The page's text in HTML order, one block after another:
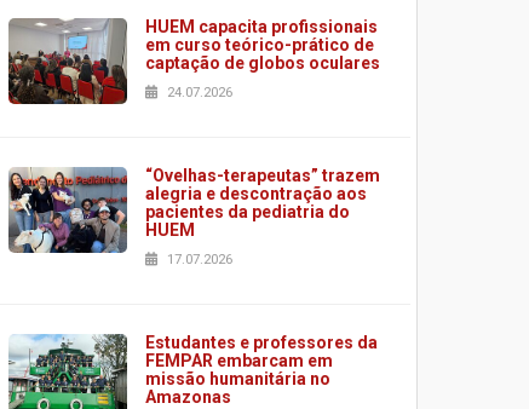
HUEM capacita profissionais
em curso teórico-prático de
captação de globos oculares
24.07.2026
“Ovelhas-terapeutas” trazem
alegria e descontração aos
pacientes da pediatria do
HUEM
17.07.2026
Estudantes e professores da
FEMPAR embarcam em
missão humanitária no
Amazonas